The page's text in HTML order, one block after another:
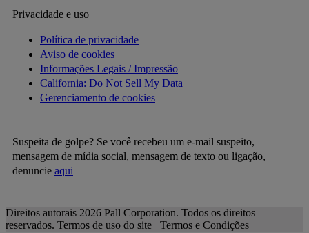
Privacidade e uso
Política de privacidade
Aviso de cookies
Informações Legais / Impressão
California: Do Not Sell My Data
Gerenciamento de cookies
Suspeita de golpe? Se você recebeu um e-mail suspeito,
mensagem de mídia social, mensagem de texto ou ligação,
denuncie aqui
Direitos autorais 2026 Pall Corporation. Todos os direitos
reservados. Termos de uso do site Termos e Condições